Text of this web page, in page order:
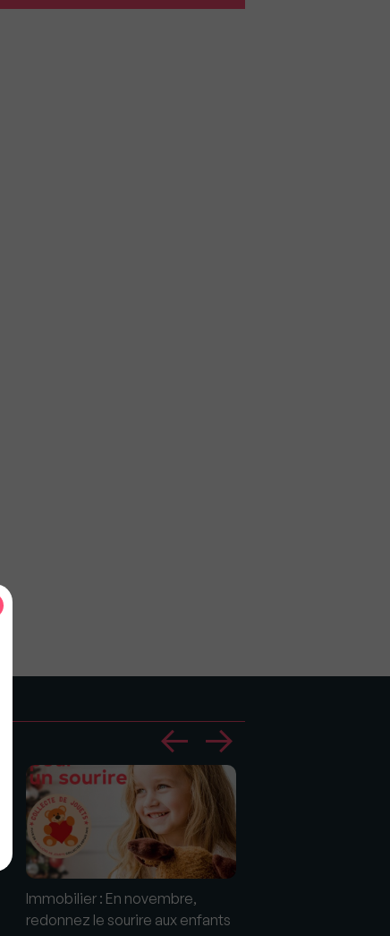
Immobilier : En novembre,
redonnez le sourire aux enfants